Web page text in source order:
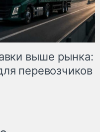
выше рынка:
перевозчиков